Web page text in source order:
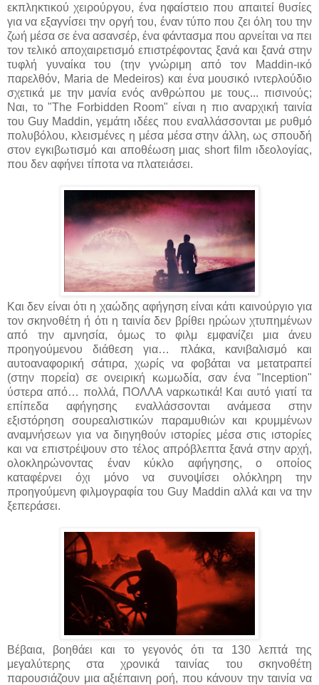
εκπληκτικού χειρούργου, ένα ηφαίστειο που απαιτεί θυσίες
για να εξαγνίσει την οργή του, έναν τύπο που ζει όλη του την
ζωή μέσα σε ένα ασανσέρ, ένα φάντασμα που αρνείται να πει
τον τελικό αποχαιρετισμό επιστρέφοντας ξανά και ξανά στην
τυφλή γυναίκα του (την γνώριμη από τον Maddin-ικό
παρελθόν, Maria de Medeiros) και ένα μουσικό ιντερλούδιο
σχετικά με την μανία ενός ανθρώπου με τους... πισινούς;
Ναι, το "The Forbidden Room" είναι η πιο αναρχική ταινία
του Guy Maddin, γεμάτη ιδέες που εναλλάσσονται με ρυθμό
πολυβόλου, κλεισμένες η μέσα μέσα στην άλλη, ως σπουδή
στον εγκιβωτισμό και αποθέωση μιας short film ιδεολογίας,
που δεν αφήνει τίποτα να πλατειάσει.
Και δεν είναι ότι η χαώδης αφήγηση είναι κάτι καινούργιο για
τον σκηνοθέτη ή ότι η ταινία δεν βρίθει ηρώων χτυπημένων
από την αμνησία, όμως το φιλμ εμφανίζει μια άνευ
προηγούμενου διάθεση για… πλάκα, κανιβαλισμό και
αυτοαναφορική σάτιρα, χωρίς να φοβάται να μετατραπεί
(στην πορεία) σε ονειρική κωμωδία, σαν ένα "Inception"
ύστερα από… πολλά, ΠΟΛΛΑ ναρκωτικά! Και αυτό γιατί τα
επίπεδα αφήγησης εναλλάσσονται ανάμεσα στην
εξιστόρηση σουρεαλιστικών παραμυθιών και κρυμμένων
αναμνήσεων για να διηγηθούν ιστορίες μέσα στις ιστορίες
και να επιστρέψουν στο τέλος απρόβλεπτα ξανά στην αρχή,
ολοκληρώνοντας έναν κύκλο αφήγησης, ο οποίος
καταφέρνει όχι μόνο να συνοψίσει ολόκληρη την
προηγούμενη φιλμογραφία του Guy Maddin αλλά και να την
ξεπεράσει.
Βέβαια, βοηθάει και το γεγονός ότι τα 130 λεπτά της
μεγαλύτερης στα χρονικά ταινίας του σκηνοθέτη
παρουσιάζουν μια αξιέπαινη ροή, που κάνουν την ταινία να